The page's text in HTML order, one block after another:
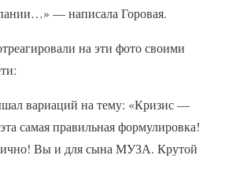
— написала Горовая.
на эти фото своими
вариаций на тему: «Кризис —
самая правильная формулировка!
Вы и для сына МУЗА. Крутой